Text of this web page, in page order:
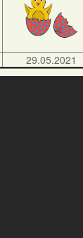
29.05.2021